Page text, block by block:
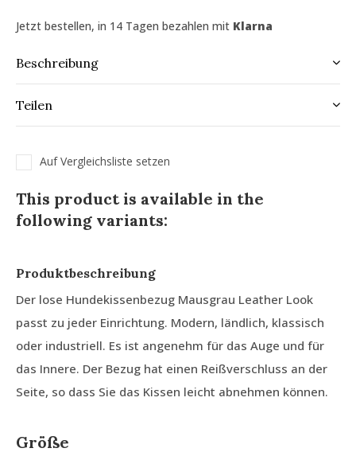
Jetzt bestellen, in 14 Tagen bezahlen mit Klarna
Beschreibung
Teilen
Auf Vergleichsliste setzen
This product is available in the
following variants:
Produktbeschreibung
Der lose Hundekissenbezug Mausgrau Leather Look
passt zu jeder Einrichtung. Modern, ländlich, klassisch
oder industriell. Es ist angenehm für das Auge und für
das Innere. Der Bezug hat einen Reißverschluss an der
Seite, so dass Sie das Kissen leicht abnehmen können.
Größe